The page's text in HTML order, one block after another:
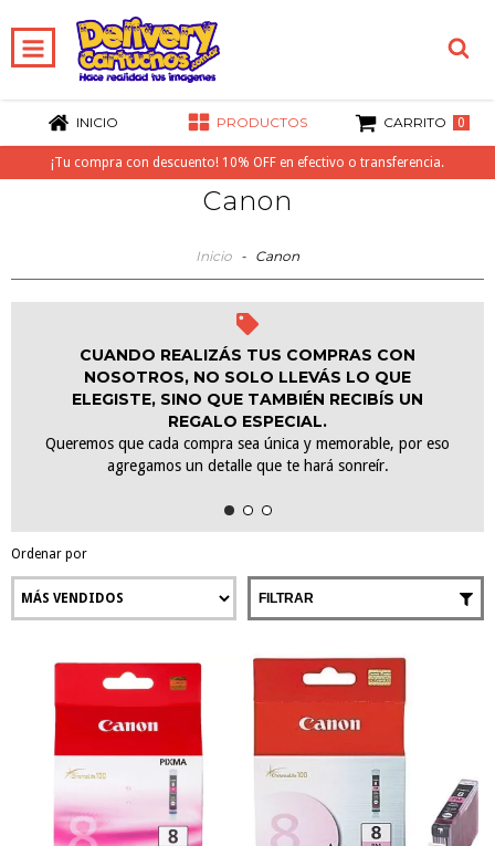
INICIO PRODUCTOS CARRITO 0
¡Tu compra con descuento! 10% OFF en efectivo o transferencia.
Canon
Inicio - Canon
CUANDO REALIZÁS TUS COMPRAS CON
NOSOTROS, NO SOLO LLEVÁS LO QUE
ELEGISTE, SINO QUE TAMBIÉN RECIBÍS UN
REGALO ESPECIAL.
Queremos que cada compra sea única y memorable, por eso
agregamos un detalle que te hará sonreír.
Ordenar por
FILTRAR